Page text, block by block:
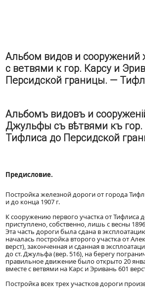
Альбом видов и
с ветвями к гор. Карсу и
Персидской границы. —
Альбомъ видовъ и
Джульфы съ вѣтвями къ
Тифлиса до Персидской
Предисловие.
Постройка железной дороги от города
и до конца 1907 г.
К сооружению первого участка от Тифлиса
приступлено, собственно, лишь с весны
Эта часть дороги была сдана в
началась постройка второго участка от
верст), законченная и сданная в
до ст. Джульфа (вер. 516), на берегу
правильное движение было открыто 20
вместе с ветвями на Карс и Эривань 601
Постройка всех трех участков дороги